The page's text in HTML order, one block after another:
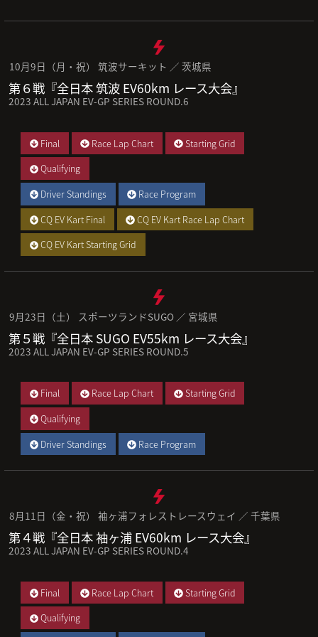
10月9日（月・祝） 筑波サーキット ／ 茨城県
第６戦『全日本 筑波 EV60km レース大会』
2023 ALL JAPAN EV-GP SERIES ROUND.6
Final Race Lap Chart
Starting Grid
Qualifying
Driver Standings
Race Program
CQ EV Kart Final
CQ EV Kart Race Lap Chart
CQ EV Kart Starting Grid
9月23日（土） スポーツランドSUGO ／ 宮城県
第５戦『全日本 SUGO EV55km レース大会』
2023 ALL JAPAN EV-GP SERIES ROUND.5
Final Race Lap Chart
Starting Grid
Qualifying
Driver Standings
Race Program
8月11日（金・祝） 袖ヶ浦フォレストレースウェイ ／ 千葉県
第４戦『全日本 袖ヶ浦 EV60km レース大会』
2023 ALL JAPAN EV-GP SERIES ROUND.4
Final Race Lap Chart
Starting Grid
Qualifying